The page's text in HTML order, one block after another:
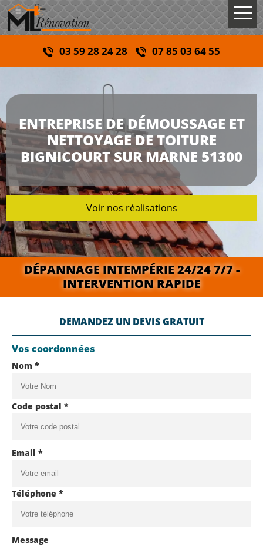
03 59 28 24 28 07 85 03 64 55
ENTREPRISE DE DÉMOUSSAGE ET
NETTOYAGE DE TOITURE
BIGNICOURT SUR MARNE 51300
Voir nos réalisations
DÉPANNAGE INTEMPÉRIE 24/24 7/7 -
INTERVENTION RAPIDE
DEMANDEZ UN DEVIS GRATUIT
Vos coordonnées
Nom *
Code postal *
Email *
Téléphone *
Message